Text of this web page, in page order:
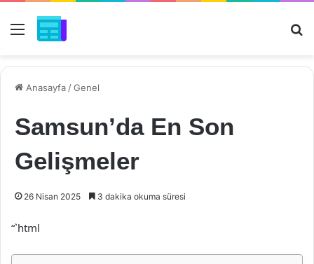
Menü
Anasayfa /Genel
Samsun’da En Son
Gelişmeler
26 Nisan 2025 3 dakika okuma süresi
“`html